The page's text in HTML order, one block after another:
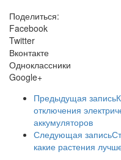
Поделиться:
Facebook
Twitter
Вконтакте
Одноклассники
Google+
Предыдущая запись
отключения
аккумуляторов
Следующая запись
какие растения